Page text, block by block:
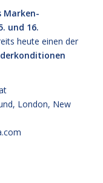
Marken-
und 16.
heute einen der
London, New